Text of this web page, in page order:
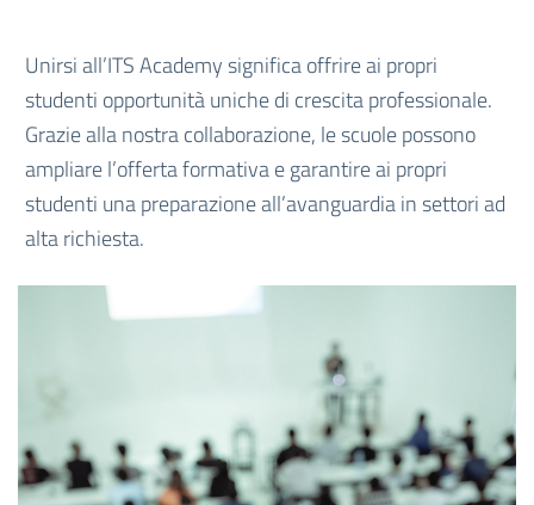
Unirsi all’ITS Academy significa offrire ai propri
studenti opportunità uniche di crescita professionale.
Grazie alla nostra collaborazione, le scuole possono
ampliare l’offerta formativa e garantire ai propri
studenti una preparazione all’avanguardia in settori ad
alta richiesta.